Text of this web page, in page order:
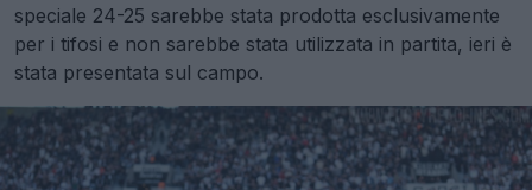
speciale 24-25 sarebbe stata prodotta esclusivamente
per i tifosi e non sarebbe stata utilizzata in partita, ieri è
stata presentata sul campo.